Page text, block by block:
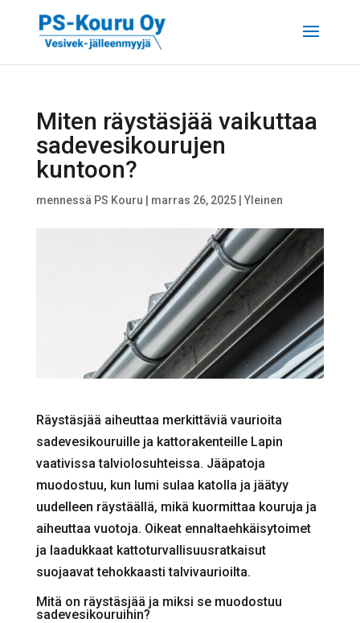
Miten räystäsjää vaikuttaa
sadevesikourujen
kuntoon?
mennessä PS Kouru marras 26, 2025| Yleinen
Räystäsjää aiheuttaa merkittäviä vaurioita
sadevesikouruille ja kattorakenteille Lapin
vaativissa talviolosuhteissa. Jääpatoja
muodostuu, kun lumi sulaa katolla ja jäätyy
uudelleen räystäällä, mikä kuormittaa kouruja ja
aiheuttaa vuotoja. Oikeat ennaltaehkäisytoimet
ja laadukkaat kattoturvallisuusratkaisut
suojaavat tehokkaasti talvivaurioilta.
Mitä on räystäsjää ja miksi se muodostuu
sadevesikouruihin?